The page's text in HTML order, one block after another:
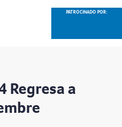
PATROCINADO POR:
Regresa a